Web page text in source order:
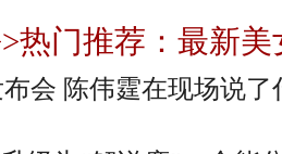
热门推荐：最新美
布会 陈伟霆在现场说